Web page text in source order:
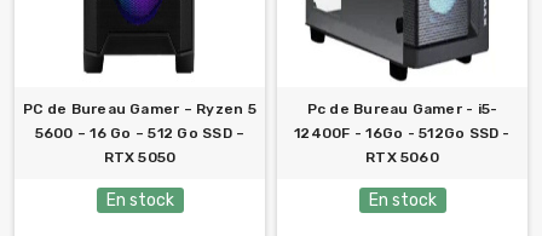
PC de Bureau Gamer – Ryzen 5
5600 – 16 Go – 512 Go SSD –
RTX 5050
En stock
Pc de Bureau Gamer - i5-
12400F - 16Go - 512Go SSD -
RTX 5060
En stock